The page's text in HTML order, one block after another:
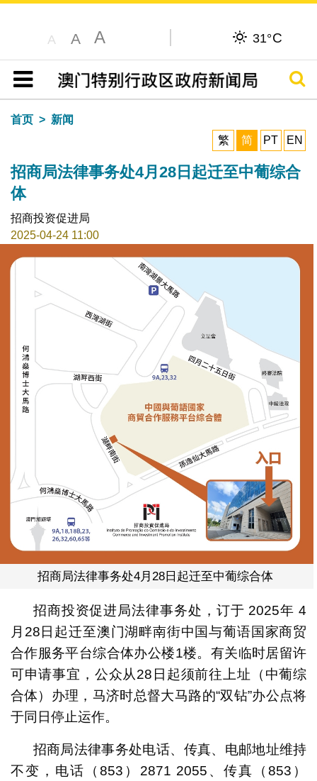
A A A 31°C
目录
搜寻
首页
新闻
繁
简 PT EN
招商局法律事务处4月28日起迁至中葡综合
体
招商投资促进局
2025-04-24 11:00
招商局法律事务处4月28日起迁至中葡综合体
招商投资促进局法律事务处，订于 2025年 4
月28日起迁至澳门湖畔南街中国与葡语国家商贸
合作服务平台综合体办公楼1楼。有关临时居留许
可申请事宜，公众从28日起须前往上址（中葡综
合体）办理，马济时总督大马路的“双钻”办公点将
于同日停止运作。
招商局法律事务处电话、传真、电邮地址维持
不变，电话（853）2871 2055、传真（853）